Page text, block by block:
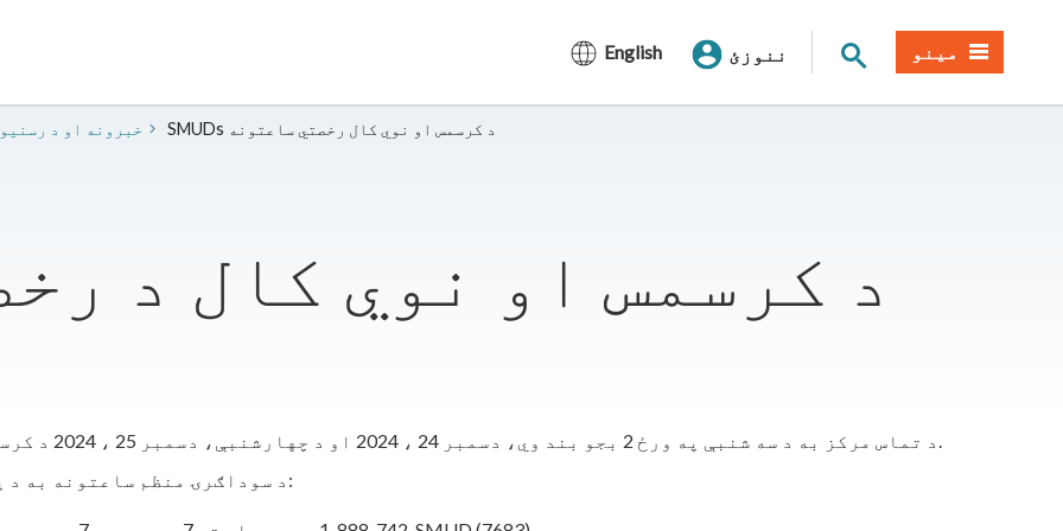
English ننوزئ د سایټ لټون
مینو
2024 خبرونه او د SMUDs د کرسمس او نوي کال رخصتي ساعتونه
د SMUD د تماس مرکز به د سه شنبې په ورځ 2 بجو بند وي، دسمبر 24 ، 2024 او د چهارشنبې، دسمبر 25 ، 2024 د کرسمس په مناسبت به ټوله ورځ تړل کیږي.
د سوداګرۍ منظم ساعتونه به د پنجشنبې په ورځ بیا پیل شي، دسمبر 26 ، 2024: